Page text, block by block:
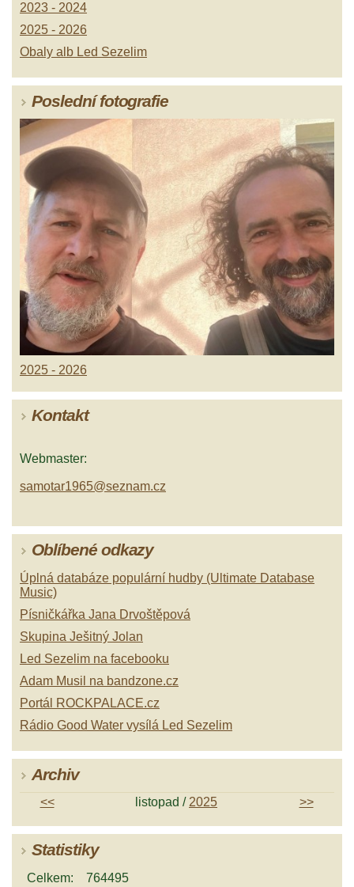
2023 - 2024
2025 - 2026
Obaly alb Led Sezelim
Poslední fotografie
2025 - 2026
Kontakt
Webmaster:
samotar1965@seznam.cz
Oblíbené odkazy
Úplná databáze populární hudby (Ultimate Database
Music)
Písničkářka Jana Drvoštěpová
Skupina Ješitný Jolan
Led Sezelim na facebooku
Adam Musil na bandzone.cz
Portál ROCKPALACE.cz
Rádio Good Water vysílá Led Sezelim
Archiv
<< listopad / 2025 >>
Statistiky
Celkem: 764495